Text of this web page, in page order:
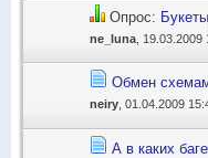
Опрос:
ne_luna , 19.03.2009
Обмен
neiry , 01.04.2009
А в каких